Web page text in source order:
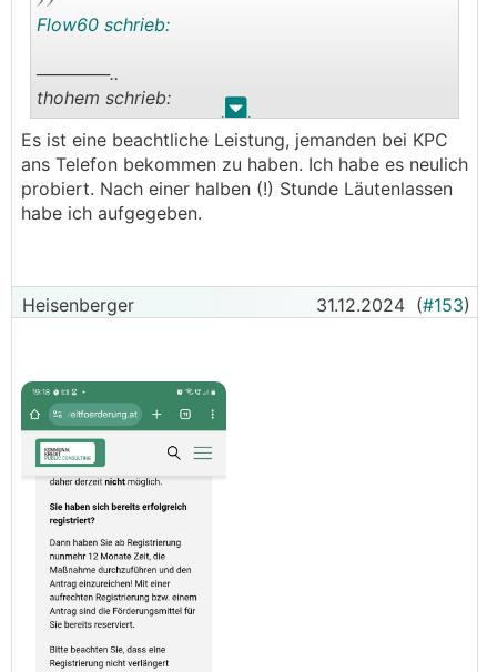
. .
Flow60 schrieb:
──────..
thohem schrieb:
"sodass ich heute mit KPC telefoniert habe."
Es ist eine beachtliche Leistung, jemanden bei KPC
ans Telefon bekommen zu haben. Ich habe es neulich
probiert. Nach einer halben (!) Stunde Läutenlassen
habe ich aufgegeben.
Heisenberger 31.12.2024 (#153)